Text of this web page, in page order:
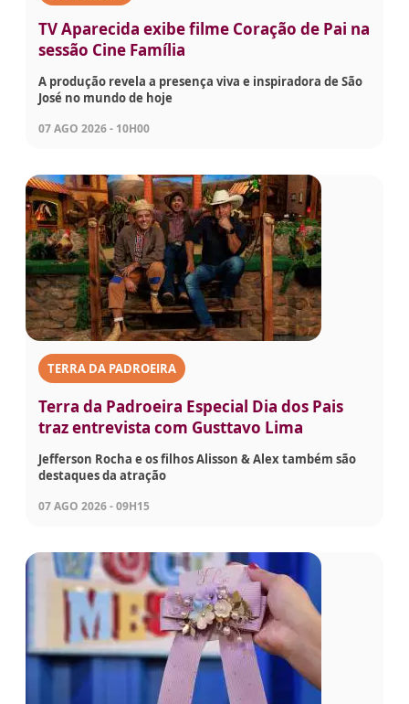
TV Aparecida exibe filme Coração de Pai na
sessão Cine Família
A produção revela a presença viva e inspiradora de São
José no mundo de hoje
07 AGO 2026 - 10H00
TERRA DA PADROEIRA
Terra da Padroeira Especial Dia dos Pais
traz entrevista com Gusttavo Lima
Jefferson Rocha e os filhos Alisson & Alex também são
destaques da atração
07 AGO 2026 - 09H15